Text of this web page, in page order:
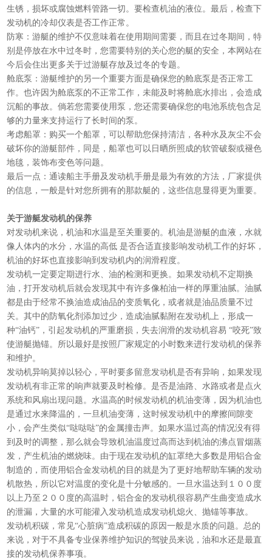
生锈，损坏或腐蚀燃料管路一切。要检查机油的液位。最后，检查下
发动机的冷却仪表是否工作正常。
防寒：游艇的维护不仅意味着在使用期间需要，而且在过冬期间，特
别是停放在水中过冬时，您需要特别的关心您的艇的安全，本网站在
今后会住出更多关于过游艇存放及过冬的专题。
舱底泵：游艇维护的另一个重要方面是确保您的舱底泵是否正常工
作。也许因为舱底泵的不正常工作，未能及时将舱底水排出，会造成
沉船的事故。倘若您需要使用泵，您还需要确保您的电池系统包含足
够的力量来支持运行了长时间的泵。
考虑船罩：购买一个船罩，可以帮助您保持清洁，各种水及灰尘不会
破坏你的游艇部件，同是，船罩也可以日晒所照成的软管破裂或褪色
地毯，装饰布变色等问题。
最后一点：通读船主手册及发动机手册是最为有效的方法，厂家提供
的信息，一般是针对您所拥有的那款艇的，这些信息显得更为重要。
关于游艇发动机的保养
对发动机来说，机油和水温是至关重要的。机油是游艇的血液，水就
像人体内的水分，水温的高低 是否合适直接影响发动机工作的好坏，
机油的好坏也直接影响到发动机内的润滑程度。
发动机一定要定期进行水、油的检测和更换。如果发动机不定期换
油，打开发动机后就会发现其中有许多像柏油一样的厚重油腻。油腻
都是由于经常不换油造成油品的变质氧化，或者就是油品质量不过
关。其中的防氧化剂添加过少，造成油腻黏附在发动机上，形成一
种“油钙”，引起发动机的严重磨损，失去润滑的发动机容易 “咬死”致
使游艇抛锚。所以最好是按照厂家规定的小时数来进行发动机的保养
和维护。
发动机异响莫掉以轻心，平时要多留意发动机是否有异响，如果发现
发动机有非正常的响声就要及时检修。是否是油路、水路或者是点火
系统和风扇出现问题。水温高的时候发动机的机油变薄，因为机油也
是通过水来降温的，一旦机油变薄，这时候发动机中的摩擦间隙变
小，会产生类似“哒哒哒”的金属撞击声。如果水温过高的情况没有得
到及时的调整，那么就会导致机油温度过高而达到机油的沸点冒烟蒸
发，产生机油的燃烧味。由于现在发动机的缸罩绝大多数是用铝合金
制造的，而使用铝合金发动机的目的就是为了更好地帮助车辆的发动
机散热，所以它对温度的变化是十分敏感的。一旦水温达到１００度
以上乃至２００度的高温时，铝合金的发动机很容易产生曲变造成水
的泄漏，大量的水可能灌入发动机造成发动机熄火、抛锚等事故。
发动机积碳，常见“心脏病”造成积碳的原因一般是水质的问题。总的
来说，对于不具备专业保养维护知识的驾驶员来说，油和水还是最直
接的发动机保养事项。